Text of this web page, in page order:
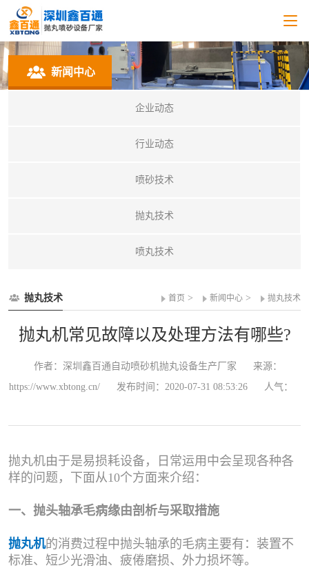
新闻中心
企业动态
行业动态
喷砂技术
抛丸技术
喷丸技术
抛丸技术 首页 > 新闻中心 > 抛丸技术
抛丸机常见故障以及处理方法有哪些?
作者：深圳鑫百通自动喷砂机抛丸设备生产厂家
来源：
https://www.xbtong.cn/
发布时间：2020-07-31 08:53:26 人气：
抛丸机由于是易损耗设备，日常运用中会呈现各种各
样的问题，下面从10个方面来介绍：
一、抛头轴承毛病缘由剖析与采取措施
抛丸机的消费过程中抛头轴承的毛病主要有：装置不
标准、短少光滑油、疲倦磨损、外力损坏等。